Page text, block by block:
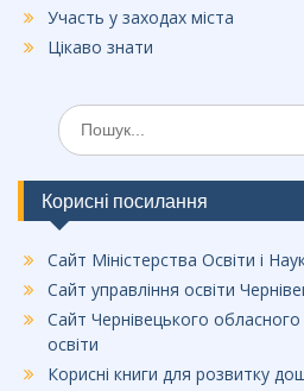
Участь у заходах міста
Цікаво знати
Шукати:
Корисні посилання
Сайт Міністерства Освіти і
Сайт управління освіти
Сайт Чернівецького обласного
освіти
Корисні книги для розвитку